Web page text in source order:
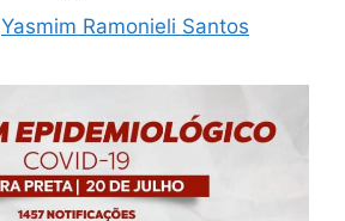
Yasmim Ramonieli Santos